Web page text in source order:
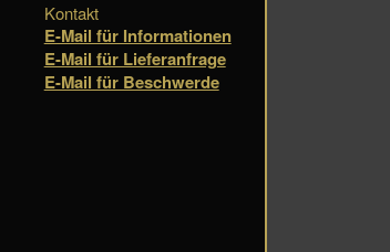
Kontakt
E-Mail für Informationen
E-Mail für Lieferanfrage
E-Mail für Beschwerde